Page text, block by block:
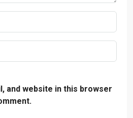
and website in this browser